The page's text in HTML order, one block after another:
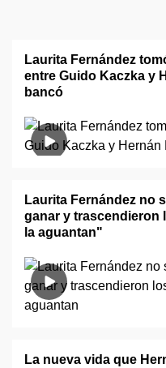
Laurita Fernández
entre Guido Kaczka y
bancó
Laurita Fernández no
ganar y trascendieron
la aguantan"
La nueva vida que